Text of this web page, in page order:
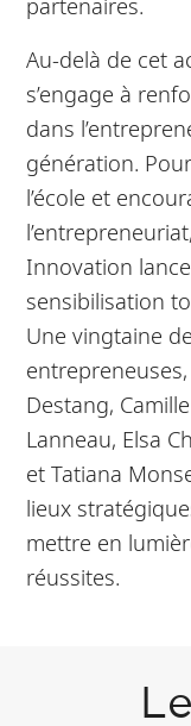
Au-delà de cet
s’engage à
dans
génération.
l’école et
Innovation
sensibilisation
Une vingtaine
Destang,
Lanneau, Elsa
et Tatiana
lieux
mettre en
réussites.